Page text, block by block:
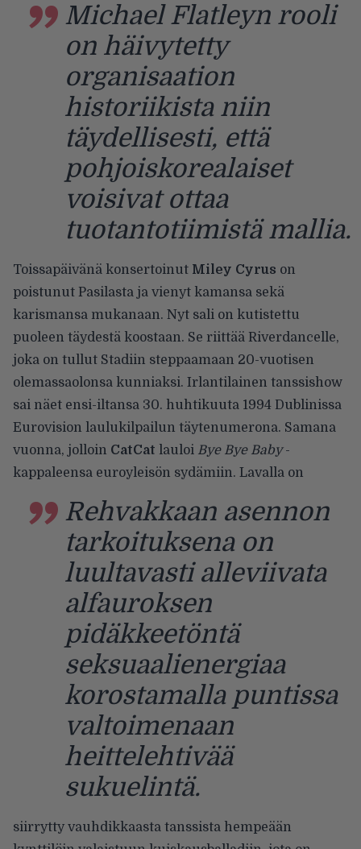
Michael Flatleyn rooli
on häivytetty
organisaation
historiikista niin
täydellisesti, että
pohjoiskorealaiset
voisivat ottaa
tuotantotiimistä mallia.
Toissapäivänä konsertoinut Miley Cyrus on
poistunut Pasilasta ja vienyt kamansa sekä
karismansa mukanaan. Nyt sali on kutistettu
puoleen täydestä koostaan. Se riittää Riverdancelle,
joka on tullut Stadiin steppaamaan 20-vuotisen
olemassaolonsa kunniaksi. Irlantilainen tanssishow
sai näet ensi-iltansa 30. huhtikuuta 1994 Dublinissa
Eurovision laulukilpailun täytenumerona. Samana
vuonna, jolloin CatCat lauloi Bye Bye Baby-
kappaleensa euroyleisön sydämiin.
Rehvakkaan asennon
tarkoituksena on
luultavasti alleviivata
alfauroksen
pidäkkeetöntä
seksuaalienergiaa
korostamalla puntissa
valtoimenaan
heittelehtivää
sukuelintä.
Lavalla on
siirrytty vauhdikkaasta tanssista hempeään